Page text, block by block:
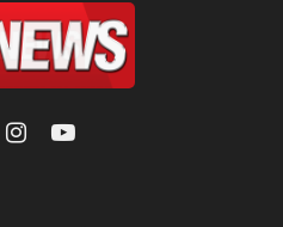
InstagramYouTube